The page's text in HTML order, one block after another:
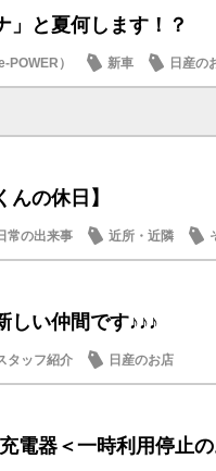
」と夏何します！？
POWER） 新車 日産の
んの休日】
常の出来事 近所・近隣
しい仲間です♪♪♪
タッフ紹介 日産のお店
電器＜一時利用停止